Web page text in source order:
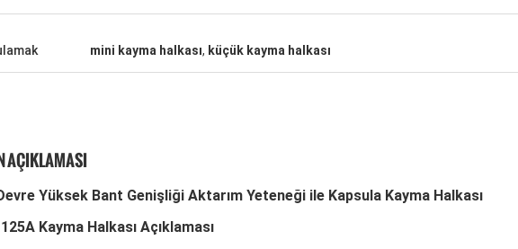
mini kayma halkası, küçük kayma halkası
AÇIKLAMASI
Yüksek Bant Genişliği Aktarım Yeteneği ile Kapsula Kayma Halkası
Kayma Halkası Açıklaması